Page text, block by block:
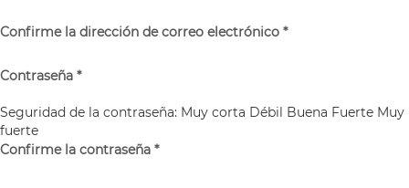
Confirme la dirección de correo electrónico *
Contraseña *
Seguridad de la contraseña: Muy corta Débil Buena Fuerte Muy
fuerte
Confirme la contraseña *